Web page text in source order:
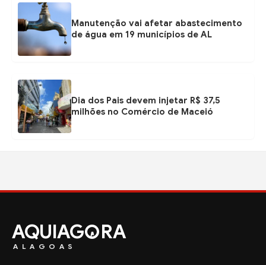
Manutenção vai afetar abastecimento
de água em 19 municípios de AL
Dia dos Pais devem injetar R$ 37,5
milhões no Comércio de Maceió
AQUIAG RA
ALAGOAS